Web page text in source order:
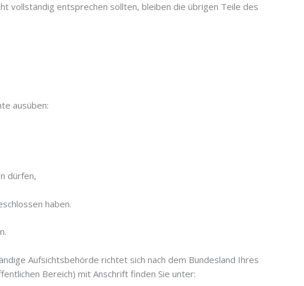
vollständig entsprechen sollten, bleiben die übrigen Teile des
ausüben:
dürfen,
haben.
Aufsichtsbehörde richtet sich nach dem Bundesland Ihres
Bereich) mit Anschrift finden Sie unter: